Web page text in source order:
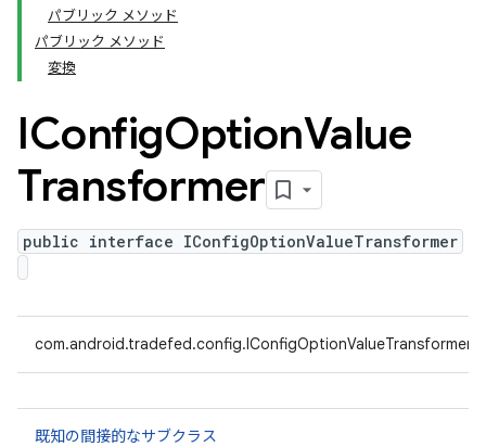
パブリック メソッド
パブリック メソッド
変換
IConfigOptionValue
Transformer
public interface IConfigOptionValueTransformer
com.android.tradefed.config.IConfigOptionValueTransformer
既知の間接的なサブクラス